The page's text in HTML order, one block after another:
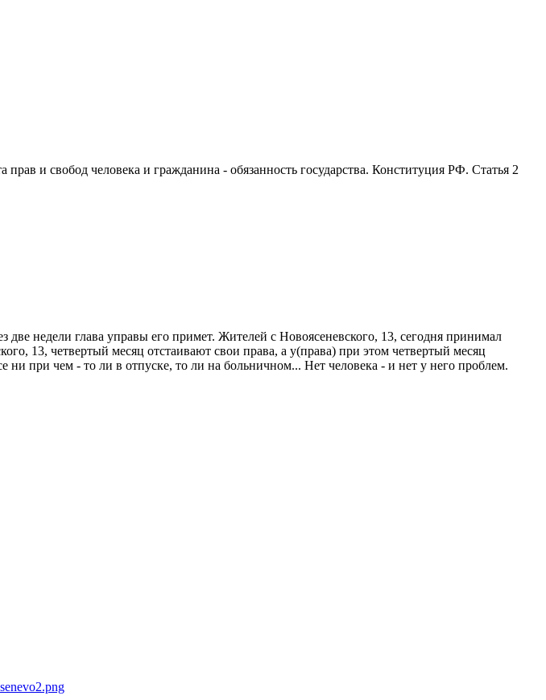
и свобод человека и гражданина - обязанность государства. Конституция РФ. Статья 2
две недели глава управы его примет. Жителей с Новоясеневского, 13, сегодня принимал
13, четвертый месяц отстаивают свои права, а у(права) при этом четвертый месяц
ни при чем - то ли в отпуске, то ли на больничном... Нет человека - и нет у него проблем.